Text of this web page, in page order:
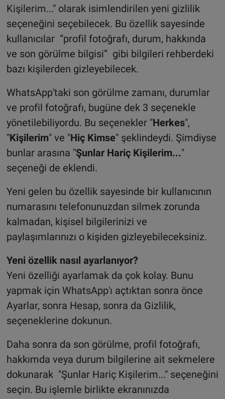
Kişilerim..." olarak isimlendirilen yeni gizlilik
seçeneğini seçebilecek. Bu özellik sayesinde
kullanıcılar “profil fotoğrafı, durum, hakkında
ve son görülme bilgisi” gibi bilgileri rehberdeki
bazı kişilerden gizleyebilecek.
WhatsApp'taki son görülme zamanı, durumlar
ve profil fotoğrafı, bugüne dek 3 seçenekle
yönetilebiliyordu. Bu seçenekler "Herkes",
"Kişilerim" ve "Hiç Kimse" şeklindeydi. Şimdiyse
bunlar arasına "Şunlar Hariç Kişilerim..."
seçeneği de eklendi.
Yeni gelen bu özellik sayesinde bir kullanıcının
numarasını telefonunuzdan silmek zorunda
kalmadan, kişisel bilgilerinizi ve
paylaşımlarınızı o kişiden gizleyebileceksiniz.
Yeni özellik nasıl ayarlanıyor?
Yeni özelliği ayarlamak da çok kolay. Bunu
yapmak için WhatsApp'ı açtıktan sonra önce
Ayarlar, sonra Hesap, sonra da Gizlilik,
seçeneklerine dokunun.
Daha sonra da son görülme, profil fotoğrafı,
hakkımda veya durum bilgilerine ait sekmelere
dokunarak "Şunlar Hariç Kişilerim..." seçeneğini
seçin. Bu işlemle birlikte ekranınızda